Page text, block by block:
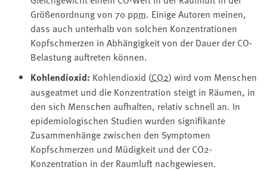
Größenordnung von 70 ppm. Einige Autoren meinen,
dass auch unterhalb von solchen Konzentrationen
Kopfschmerzen in Abhängigkeit von der Dauer der CO-
Belastung auftreten können.
Kohlendioxid: Kohlendioxid (CO2) wird vom Menschen
ausgeatmet und die Konzentration steigt in Räumen, in
den sich Menschen aufhalten, relativ schnell an. In
epidemiologischen Studien wurden signifikante
Zusammenhänge zwischen den Symptomen
Kopfschmerzen und Müdigkeit und der CO2-
Konzentration in der Raumluft nachgewiesen.